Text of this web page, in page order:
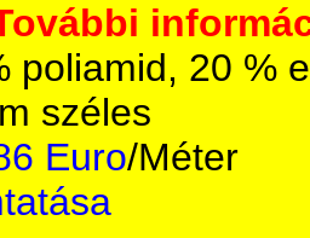
poliamid, 20 %
széles
Euro/Méter